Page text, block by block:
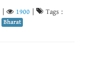
| 1900 | Tags :
Bharat